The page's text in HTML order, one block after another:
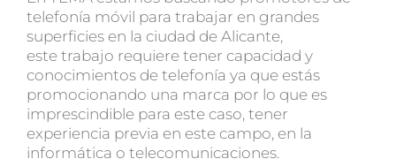
telefonía móvil para trabajar en grandes
superficies en la ciudad de Alicante,
este trabajo requiere tener capacidad y
conocimientos de telefonía ya que estás
promocionando una marca por lo que es
imprescindible para este caso, tener
experiencia previa en este campo, en la
informática o telecomunicaciones.